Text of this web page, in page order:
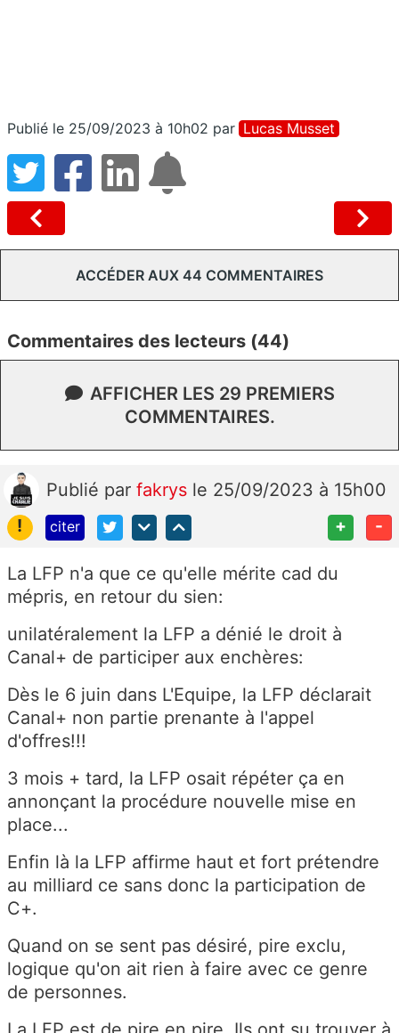
Publié le 25/09/2023 à 10h02 par Lucas Musset
ACCÉDER AUX 44 COMMENTAIRES
Commentaires des lecteurs (44)
AFFICHER LES 29 PREMIERS
COMMENTAIRES.
Publié par fakrys le 25/09/2023 à 15h00
!
citer + -
La LFP n'a que ce qu'elle mérite cad du
mépris, en retour du sien:
unilatéralement la LFP a dénié le droit à
Canal+ de participer aux enchères:
Dès le 6 juin dans L'Equipe, la LFP déclarait
Canal+ non partie prenante à l'appel
d'offres!!!
3 mois + tard, la LFP osait répéter ça en
annonçant la procédure nouvelle mise en
place...
Enfin là la LFP affirme haut et fort prétendre
au milliard ce sans donc la participation de
C+.
Quand on se sent pas désiré, pire exclu,
logique qu'on ait rien à faire avec ce genre
de personnes.